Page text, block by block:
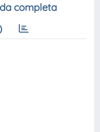
completa